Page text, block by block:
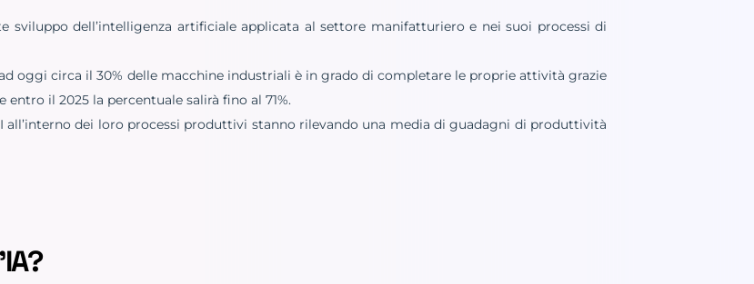
sviluppo dell’intelligenza artificiale applicata al settore manifatturiero e nei suoi processi di
oggi circa il 30% delle macchine industriali è in grado di completare le proprie attività grazie
il 2025 la percentuale salirà fino al 71%.
dei loro processi produttivi stanno rilevando una media di guadagni di produttività